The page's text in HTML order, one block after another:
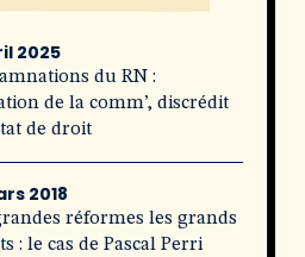
2025
du RN :
de la comm’, discrédit
de droit
2018
réformes les grands
: le cas de Pascal Perri